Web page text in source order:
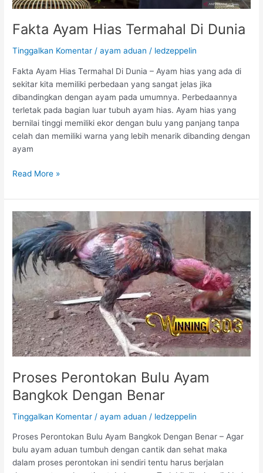
a
u
a
l
a
r
i
a
D
n
a
n
B
a
u
A
y
a
m
Fakta Ayam Hias Termahal Di Dunia
Tinggalkan Komentar /ayam aduan / ledzeppelin
Fakta Ayam Hias Termahal Di Dunia – Ayam hias yang ada di
sekitar kita memiliki perbedaan yang sangat jelas jika
dibandingkan dengan ayam pada umumnya. Perbedaannya
terletak pada bagian luar tubuh ayam hias. Ayam hias yang
bernilai tinggi memiliki ekor dengan bulu yang panjang tanpa
celah dan memiliki warna yang lebih menarik dibanding dengan
ayam
F
k
t
a
A
y
a
m
H
i
a
s
T
e
m
a
a
l
D
D
Read More »
Proses Perontokan Bulu Ayam
Bangkok Dengan Benar
Tinggalkan Komentar /ayam aduan / ledzeppelin
Proses Perontokan Bulu Ayam Bangkok Dengan Benar – Agar
bulu ayam aduan tumbuh dengan cantik dan sehat maka
dalam proses perontokan ini sendiri tentu harus berjalan